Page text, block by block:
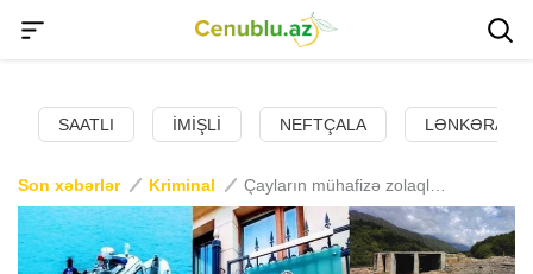
SAATLI İMIŞLI NEFTÇALA LƏNKƏRAN
Son xəbərlər Kriminal